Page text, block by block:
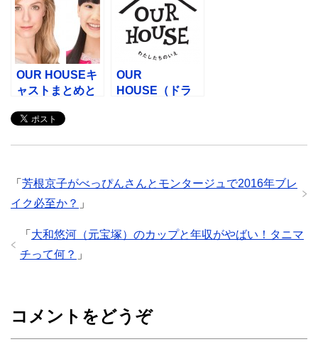
OUR HOUSEキ
ャストまとめと
子役は？
OUR
HOUSE（ドラ
「 芳根京子がべっぴんさんとモンタージュで2016年ブレ
イク必至か？ 」
「 大和悠河（元宝塚）のカップと年収がやばい！タニマ
チって何？ 」
コメントをどうぞ